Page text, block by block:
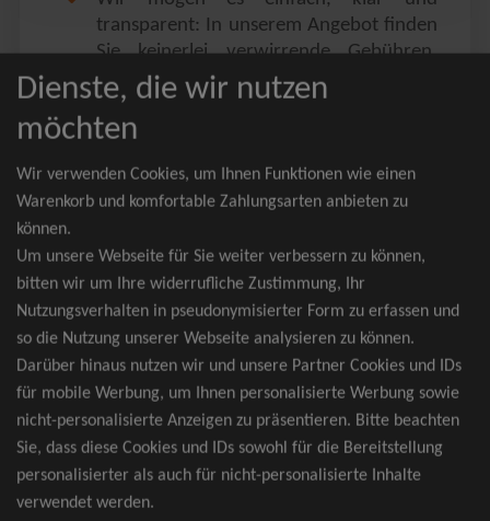
transparent: In unserem Angebot finden
Sie keinerlei verwirrende Gebühren,
Zusatzangebote oder ähnliches.
Sie erhalten ausschließlich
zusammenhängende Sitzplätze, welche
nach der Bestplatzbuchung vergeben
werden.
wider Erwarten doch nicht verfügbar
sein, erhalten Sie von uns Tickets für die
nächst bessere Kategorie. Und das
kostenfrei und völlig automatisch.
TOP-Events
André Rieu Tickets
Dienste, die wir nutzen
möchten
Wir verwenden Cookies, um Ihnen Funktionen wie einen
Warenkorb und komfortable Zahlungsarten anbieten zu
können.
Um unsere Webseite für Sie weiter verbessern zu können,
bitten wir um Ihre widerrufliche Zustimmung, Ihr
Nutzungsverhalten in pseudonymisierter Form zu erfassen und
so die Nutzung unserer Webseite analysieren zu können.
Darüber hinaus nutzen wir und unsere Partner Cookies und IDs
für mobile Werbung, um Ihnen personalisierte Werbung sowie
nicht-personalisierte Anzeigen zu präsentieren. Bitte beachten
Sie, dass diese Cookies und IDs sowohl für die Bereitstellung
personalisierter als auch für nicht-personalisierte Inhalte
verwendet werden.